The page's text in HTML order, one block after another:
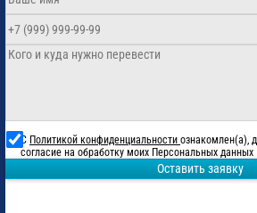
С Политикой конфиденциальности ознакомлен(а),
согласие на обработку моих Персональных данных
Оставить заявку